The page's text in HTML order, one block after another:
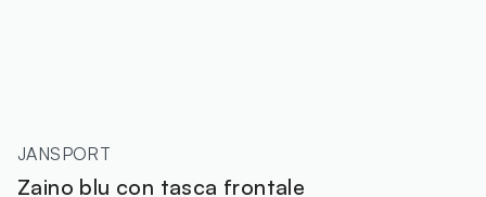
JANSPORT
Zaino blu con tasca frontale